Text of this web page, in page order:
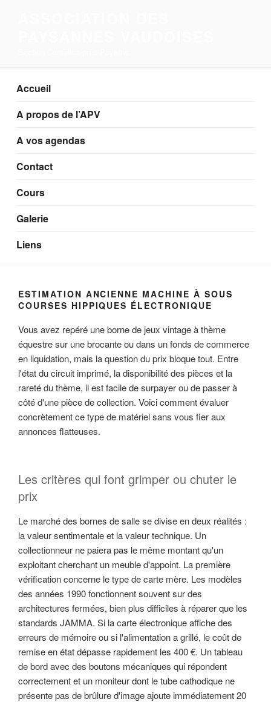
Accueil
A propos de l’APV
A vos agendas
Contact
Cours
Galerie
Liens
ESTIMATION ANCIENNE MACHINE À SOUS
COURSES HIPPIQUES ÉLECTRONIQUE
Vous avez repéré une borne de jeux vintage à thème
équestre sur une brocante ou dans un fonds de commerce
en liquidation, mais la question du prix bloque tout. Entre
l'état du circuit imprimé, la disponibilité des pièces et la
rareté du thème, il est facile de surpayer ou de passer à
côté d'une pièce de collection. Voici comment évaluer
concrètement ce type de matériel sans vous fier aux
annonces flatteuses.
Les critères qui font grimper ou chuter le
prix
Le marché des bornes de salle se divise en deux réalités :
la valeur sentimentale et la valeur technique. Un
collectionneur ne paiera pas le même montant qu'un
exploitant cherchant un meuble d'appoint. La première
vérification concerne le type de carte mère. Les modèles
des années 1990 fonctionnent souvent sur des
architectures fermées, bien plus difficiles à réparer que les
standards JAMMA. Si la carte électronique affiche des
erreurs de mémoire ou si l'alimentation a grillé, le coût de
remise en état dépasse rapidement les 400 €. Un tableau
de bord avec des boutons mécaniques qui répondent
correctement et un moniteur dont le tube cathodique ne
présente pas de brûlure d'image ajoute immédiatement 20